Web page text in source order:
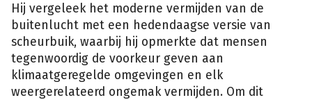
Hij vergeleek het moderne vermijden van de
buitenlucht met een hedendaagse versie van
scheurbuik, waarbij hij opmerkte dat mensen
tegenwoordig de voorkeur geven aan
klimaatgeregelde omgevingen en elk
weergerelateerd ongemak vermijden. Om dit